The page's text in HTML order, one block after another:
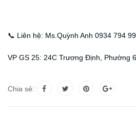
📞 Liên hệ: Ms.Quỳnh Anh 0934 794
VP GS 25: 24C Trương Định, Phường
Chia sẻ: